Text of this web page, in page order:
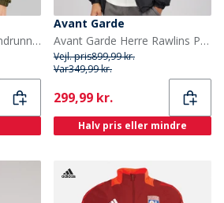
Ellesse Herre Chilte Windrunner Jakke Khaki
Avant Garde
Avant Garde Herre Rawlins Puffer Jakke Sort
Vejl. pris899,99 kr.
Var349,99 kr.
Current
299,99 kr.
Halv pris eller mindre